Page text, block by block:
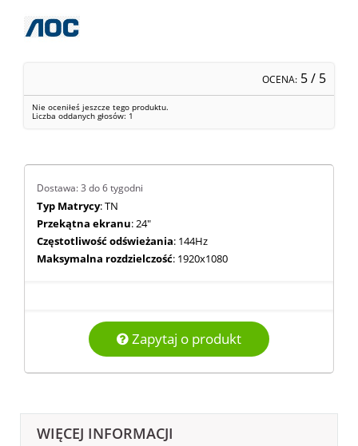
OCENA: 5/ 5
Nie oceniłeś jeszcze tego produktu.
Liczba oddanych głosów: 1
Dostawa: 3 do 6 tygodni
Typ Matrycy: TN
Przekątna ekranu: 24"
Częstotliwość odświeżania: 144Hz
Maksymalna rozdzielczość: 1920x1080
Zapytaj o produkt
WIĘCEJ INFORMACJI